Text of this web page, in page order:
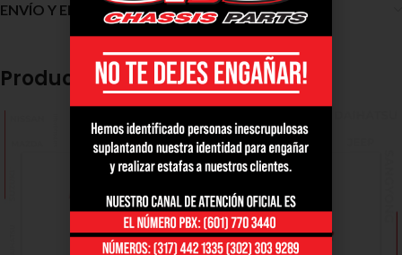
ENVÍO Y ENTREGA
Productos relacionados